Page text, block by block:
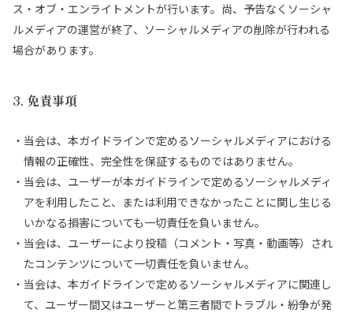
ス・オブ・エンライトメントが⾏います。尚、予告なくソーシャ
ルメディアの運営が終了、ソーシャルメディアの削除が⾏われる
場合があります。
3. 免責事項
当会は、本ガイドラインで定めるソーシャルメディアにおける
情報の正確性、完全性を保証するものではありません。
当会は、ユーザーが本ガイドラインで定めるソーシャルメディ
アを利⽤したこと、または利⽤できなかったことに関し⽣じる
いかなる損害についても⼀切責任を負いません。
当会は、ユーザーにより投稿（コメント・写真・動画等）され
たコンテンツについて⼀切責任を負いません。
当会は、本ガイドラインで定めるソーシャルメディアに関連し
て、ユーザー間⼜はユーザーと第三者間でトラブル・紛争が発